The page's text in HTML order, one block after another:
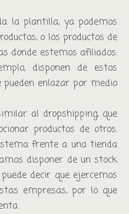
la plantilla, ya podemos
o los productos de
donde estemos afiliados.
disponen de estos
enlazar por medio
al dropshipping, que
productos de otros.
frente a una tienda
disponer de un stock
decir que ejercemos
empresas, por lo que